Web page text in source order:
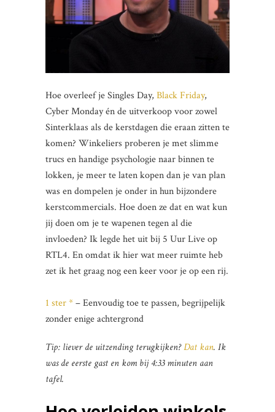
Hoe overleef je Singles Day, Black Friday,
Cyber Monday én de uitverkoop voor zowel
Sinterklaas als de kerstdagen die eraan zitten te
komen? Winkeliers proberen je met slimme
trucs en handige psychologie naar binnen te
lokken, je meer te laten kopen dan je van plan
was en dompelen je onder in hun bijzondere
kerstcommercials. Hoe doen ze dat en wat kun
jij doen om je te wapenen tegen al die
invloeden? Ik legde het uit bij 5 Uur Live op
RTL4. En omdat ik hier wat meer ruimte heb
zet ik het graag nog een keer voor je op een rij.
1 ster *– Eenvoudig toe te passen, begrijpelijk
zonder enige achtergrond
Tip: liever de uitzending terugkijken?Dat kan. Ik
was de eerste gast en kom bij 4:33 minuten aan
tafel.